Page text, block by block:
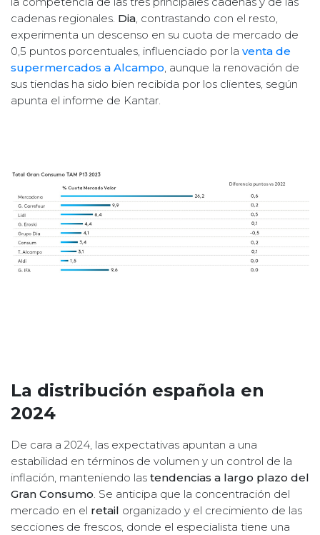
cadenas regionales. Dia , contrastando con el resto,
experimenta un descenso en su cuota de mercado de
0,5 puntos porcentuales, influenciado por la venta de
supermercados a Alcampo , aunque la renovación de
sus tiendas ha sido bien recibida por los clientes, según
apunta el informe de Kantar.
La distribución española en
2024
De cara a 2024, las expectativas apuntan a una
estabilidad en términos de volumen y un control de la
inflación, manteniendo las tendencias a largo plazo del
Gran Consumo . Se anticipa que la concentración del
mercado en el retail organizado y el crecimiento de las
secciones de frescos, donde el especialista tiene una